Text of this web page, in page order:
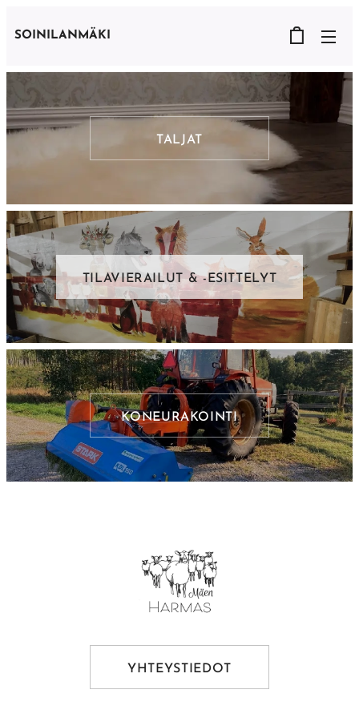
SOINILANMÄKI
TALJAT
TILAVIERAILUT & -ESITTELYT
KONEURAKOINTI
YHTEYSTIEDOT